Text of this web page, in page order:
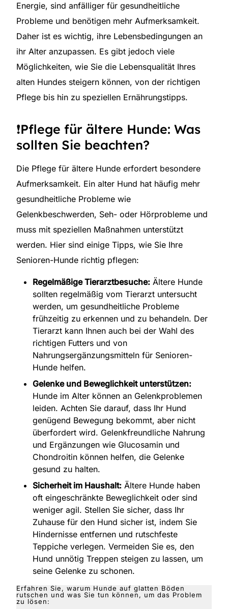
Energie, sind anfälliger für gesundheitliche
Probleme und benötigen mehr Aufmerksamkeit.
Daher ist es wichtig, ihre Lebensbedingungen an
ihr Alter anzupassen. Es gibt jedoch viele
Möglichkeiten, wie Sie die Lebensqualität Ihres
alten Hundes steigern können, von der richtigen
Pflege bis hin zu speziellen Ernährungstipps.
❗Pflege für ältere Hunde: Was
sollten Sie beachten?
Die Pflege für ältere Hunde erfordert besondere
Aufmerksamkeit. Ein alter Hund hat häufig mehr
gesundheitliche Probleme wie
Gelenkbeschwerden, Seh- oder Hörprobleme und
muss mit speziellen Maßnahmen unterstützt
werden. Hier sind einige Tipps, wie Sie Ihre
Senioren-Hunde richtig pflegen:
Regelmäßige Tierarztbesuche: Ältere Hunde
sollten regelmäßig vom Tierarzt untersucht
werden, um gesundheitliche Probleme
frühzeitig zu erkennen und zu behandeln. Der
Tierarzt kann Ihnen auch bei der Wahl des
richtigen Futters und von
Nahrungsergänzungsmitteln für Senioren-
Hunde helfen.
Gelenke und Beweglichkeit unterstützen:
Hunde im Alter können an Gelenkproblemen
leiden. Achten Sie darauf, dass Ihr Hund
genügend Bewegung bekommt, aber nicht
überfordert wird. Gelenkfreundliche Nahrung
und Ergänzungen wie Glucosamin und
Chondroitin können helfen, die Gelenke
gesund zu halten.
Sicherheit im Haushalt: Ältere Hunde haben
oft eingeschränkte Beweglichkeit oder sind
weniger agil. Stellen Sie sicher, dass Ihr
Zuhause für den Hund sicher ist, indem Sie
Hindernisse entfernen und rutschfeste
Teppiche verlegen. Vermeiden Sie es, den
Hund unnötig Treppen steigen zu lassen, um
seine Gelenke zu schonen.
Erfahren Sie, warum Hunde auf glatten Böden
rutschen und was Sie tun können, um das Problem
zu lösen: